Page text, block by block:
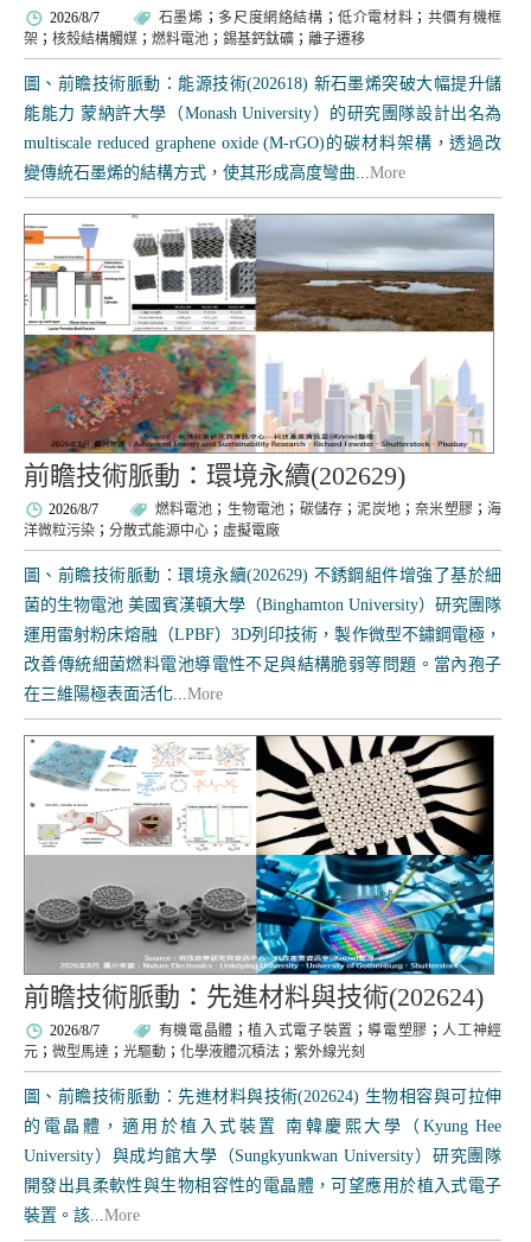
2026/8/7 石墨烯 ； 多尺度網絡結構 ； 低介電材料 ； 共價有機框
架 ； 核殼結構觸媒 ； 燃料電池 ； 錫基鈣鈦礦 ； 離子遷移
圖、前瞻技術脈動：能源技術(202618) 新石墨烯突破大幅提升儲
能能力 蒙納許大學（Monash University）的研究團隊設計出名為
multiscale reduced graphene oxide (M-rGO)的碳材料架構，透過改
變傳統石墨烯的結構方式，使其形成高度彎曲...More
前瞻技術脈動：環境永續(202629)
2026/8/7 燃料電池 ； 生物電池 ； 碳儲存 ；泥炭地 ；奈米塑膠 ；海
洋微粒污染 ； 分散式能源中心 ； 虛擬電廠
圖、前瞻技術脈動：環境永續(202629) 不銹鋼組件增強了基於細
菌的生物電池 美國賓漢頓大學（Binghamton University）研究團隊
運用雷射粉床熔融（LPBF）3D列印技術，製作微型不鏽鋼電極，
改善傳統細菌燃料電池導電性不足與結構脆弱等問題。當內孢子
在三維陽極表面活化...More
前瞻技術脈動：先進材料與技術(202624)
2026/8/7 有機電晶體 ； 植入式電子裝置 ； 導電塑膠 ； 人工神經
元 ； 微型馬達 ； 光驅動 ； 化學液體沉積法 ； 紫外線光刻
圖、前瞻技術脈動：先進材料與技術(202624) 生物相容與可拉伸
的電晶體，適用於植入式裝置 南韓慶熙大學（Kyung Hee
University）與成均館大學（Sungkyunkwan University）研究團隊
開發出具柔軟性與生物相容性的電晶體，可望應用於植入式電子
裝置。該...More